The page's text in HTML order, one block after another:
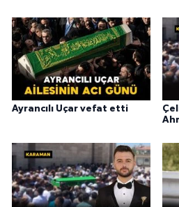
Ayrancılı Uçar vefat etti